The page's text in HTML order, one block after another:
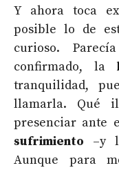
Y ahora toca
posible lo de
curioso.
confirmado, la
tranquilidad,
llamarla. Qué
presenciar ante
sufrimiento –y
Aunque para